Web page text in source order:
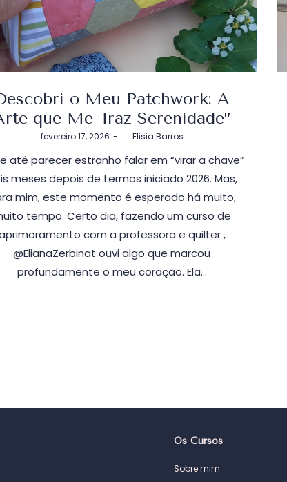
o Meu Patchwork: A
que Me Traz Serenidade”
Postado
fevereiro 17, 2026 byElisia Barros
até parecer estranho falar em “virar a chave”
meses depois de termos iniciado 2026. Mas,
mim, este momento é esperado há muito,
tempo. Certo dia, fazendo um curso de
com a professora e quilter ,
@ElianaZerbinat ouvi algo que marcou
profundamente o meu coração. Ela…
Os Cursos
Sobre mim